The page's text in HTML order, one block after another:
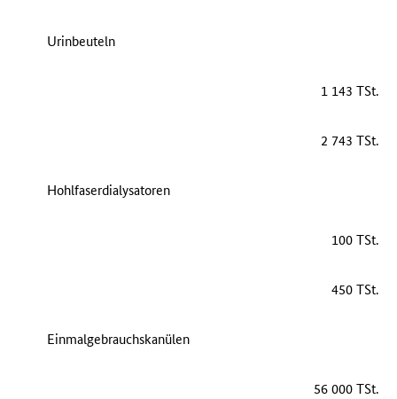
Urinbeuteln
1 143 TSt.
2 743 TSt.
Hohlfaserdialysatoren
100 TSt.
450 TSt.
Einmalgebrauchskanülen
56 000 TSt.